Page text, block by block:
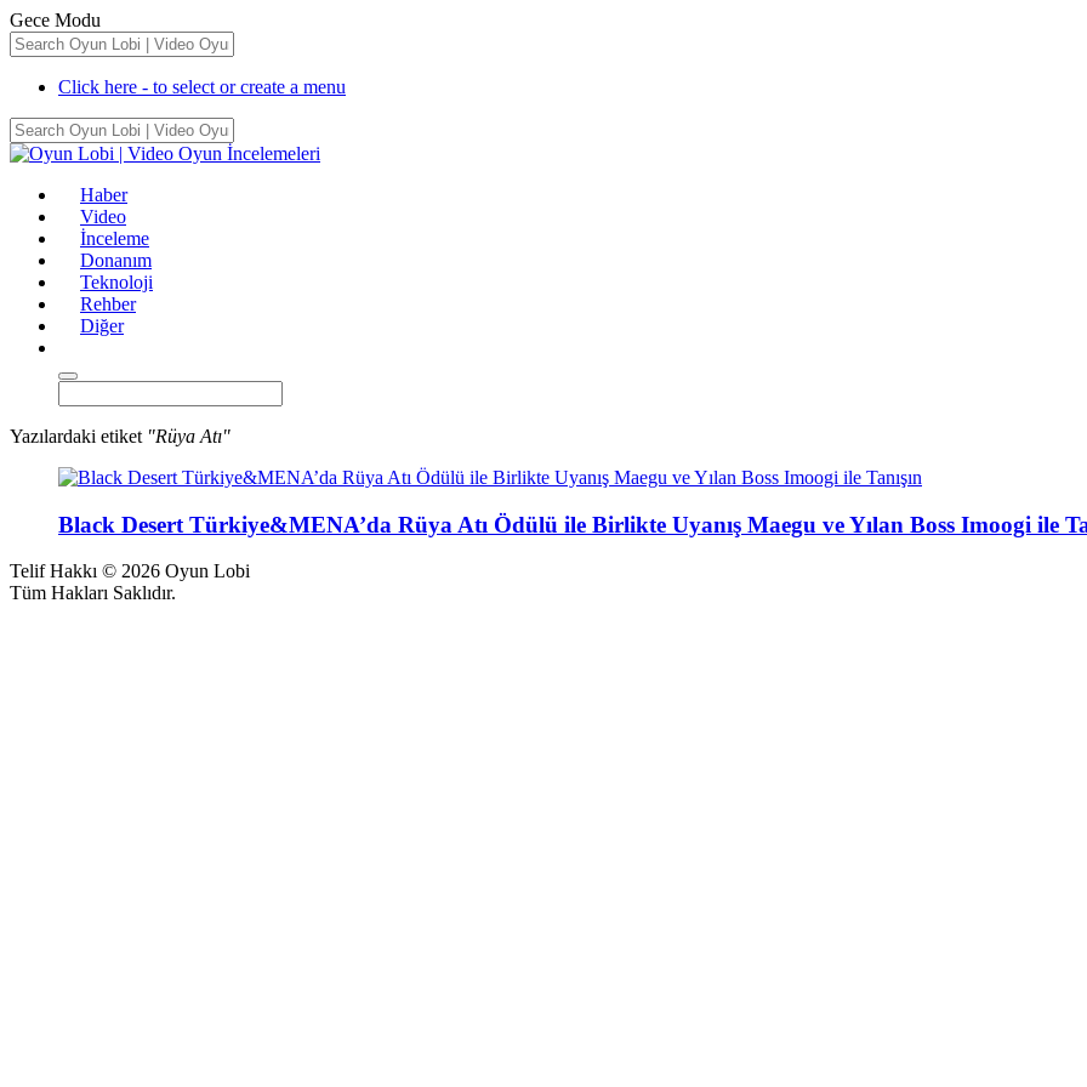
Gece Modu
Click here - to select or create a menu
Haber
Video
İnceleme
Donanım
Teknoloji
Rehber
Diğer
Yazılardaki etiket "Rüya Atı"
Black Desert Türkiye&MENA’da Rüya Atı Ödülü ile Birlikte Uyanış Maegu ve Yılan Boss Imoogi ile
Telif Hakkı © 2026 Oyun Lobi
Tüm Hakları Saklıdır.